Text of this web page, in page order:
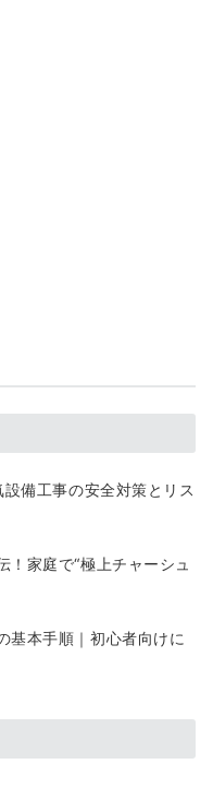
備工事の安全対策とリス
！家庭で“極上チャーシュ
基本手順｜初心者向けに